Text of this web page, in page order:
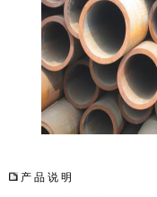
产 品 说 明